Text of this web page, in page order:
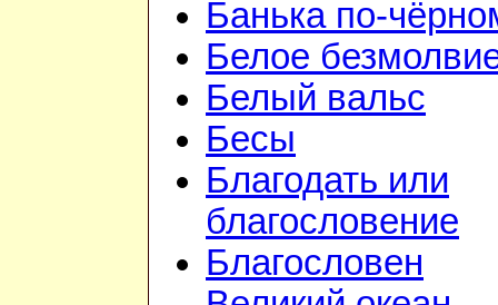
Банька по-
Белое
Белый вальс
Бесы
Благодать или
благословение
Благословен